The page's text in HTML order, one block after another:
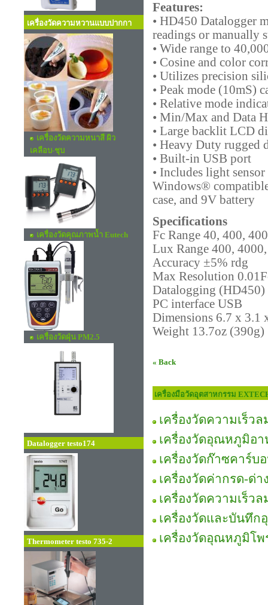
เครื่องวัดความหวานแบบปากกา
เครื่่องวัดความหนาสี ผิว
เคลือบ-ชุบ
เครื่องวัดคุณภาพน้ำ Eutech
เครื่องวัดฝุ่น PM2.5
Datalogger testo174
Thermometer testo 735-2
Features:
• HD450 Datalogger
readings or manually
• Wide range to
• Cosine and color
• Utilizes precision
• Peak mode (10mS)
• Relative mode
• Min/Max and Data
• Large backlit LCD
• Heavy Duty rugged
• Built-in USB port
• Includes light
Windows®
case, and 9V battery
Specifications
Fc Range 40, 400,
Lux Range 400,
Accuracy ±5% rdg
Max Resolution
Datalogging (HD450)
PC interface USB
Dimensions 6.7 x 3.1
Weight 13.7oz (390g)
« Back
เครื่องมือวัดอุตสาหกรรม
เครื่องวัดความเร็ว
เครื่องวัดอุณหภูมิอา
เครื่องวัดก๊าซคาร์บ
เครื่องวัดค่ากรด-ด่า
เครื่องวัดความเร็ว
เครื่องวัดและบันทึก
เครื่องวัดอุณหภูมิโพ